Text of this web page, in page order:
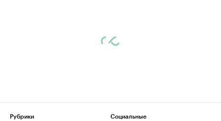
Рубрики
Социальные